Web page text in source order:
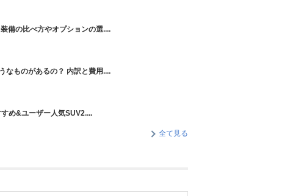
備の比べ方やオプションの選....
なものがあるの？ 内訳と費用....
すめ&ユーザー人気SUV2....
全て見る